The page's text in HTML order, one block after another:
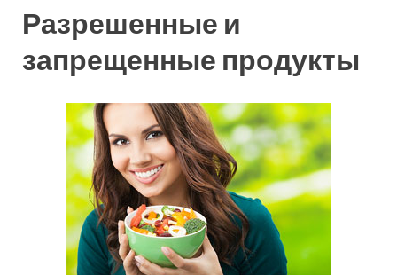
Разрешенные и
запрещенные продукты